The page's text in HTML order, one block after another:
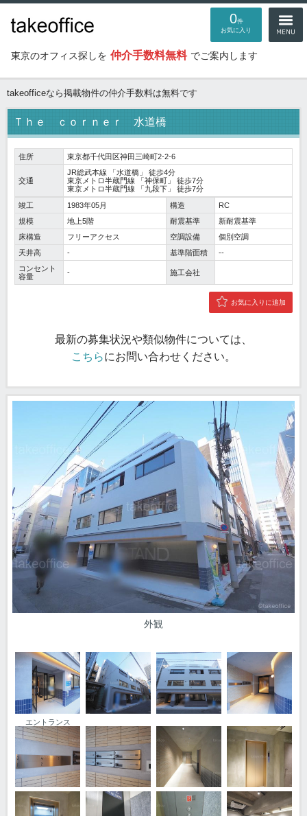
東京のオフィス探しを 仲介手数料無料 でご案内します
0件
お気に入り
takeofficeなら掲載物件の仲介手数料は無料です
Ｔｈｅ ｃｏｒｎｅｒ 水道橋
住所 東京都千代田区神田三崎町2-2-6
交通
JR総武本線 「水道橋 」 徒歩4分
東京メトロ半蔵門線 「神保町 」 徒歩7分
東京メトロ半蔵門線 「九段下 」 徒歩7分
竣工
1983年05月 構造
RC
規模
地上5階 耐震基準
新耐震基準
床構造
フリーアクセス 空調設備
個別空調
天井高
- 基準階面積
--
コンセント
容量
- 施工会社
お気に入りに追加
最新の募集状況や類似物件については、
こちらにお問い合わせください。
外観
エントランス